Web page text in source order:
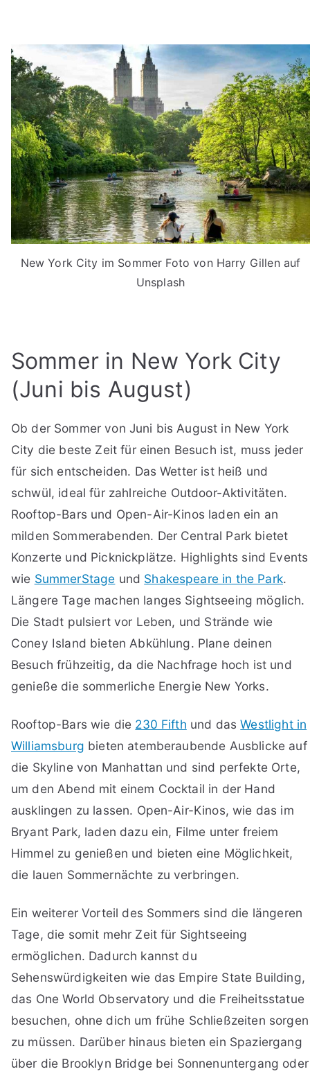
New York City im Sommer Foto von Harry Gillen auf
Unsplash
Sommer in New York City
(Juni bis August)
Ob der Sommer von Juni bis August in New York
City die beste Zeit für einen Besuch ist, muss jeder
für sich entscheiden. Das Wetter ist heiß und
schwül, ideal für zahlreiche Outdoor-Aktivitäten.
Rooftop-Bars und Open-Air-Kinos laden ein an
milden Sommerabenden. Der Central Park bietet
Konzerte und Picknickplätze. Highlights sind Events
wie SummerStage und Shakespeare in the Park.
Längere Tage machen langes Sightseeing möglich.
Die Stadt pulsiert vor Leben, und Strände wie
Coney Island bieten Abkühlung. Plane deinen
Besuch frühzeitig, da die Nachfrage hoch ist und
genieße die sommerliche Energie New Yorks.
Rooftop-Bars wie die 230 Fifth und dasWestlight in
Williamsburg bieten atemberaubende Ausblicke auf
die Skyline von Manhattan und sind perfekte Orte,
um den Abend mit einem Cocktail in der Hand
ausklingen zu lassen. Open-Air-Kinos, wie das im
Bryant Park, laden dazu ein, Filme unter freiem
Himmel zu genießen und bieten eine Möglichkeit,
die lauen Sommernächte zu verbringen.
Ein weiterer Vorteil des Sommers sind die längeren
Tage, die somit mehr Zeit für Sightseeing
ermöglichen. Dadurch kannst du
Sehenswürdigkeiten wie das Empire State Building,
das One World Observatory und die Freiheitsstatue
besuchen, ohne dich um frühe Schließzeiten sorgen
zu müssen. Darüber hinaus bieten ein Spaziergang
über die Brooklyn Bridge bei Sonnenuntergang oder